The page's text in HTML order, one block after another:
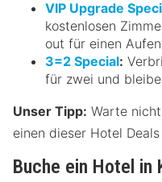
VIP Upgrade
kostenlosen
out für einen
3=2 Special:
für zwei und
Unser Tipp: Warte
einen dieser Hotel
Buche ein Hotel in